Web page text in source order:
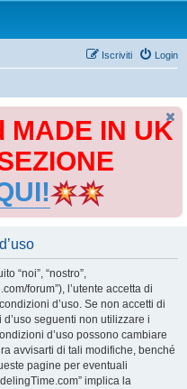
Login
Iscriviti
MADE IN UK
“noi”, “nostro”,
forum”), l’utente accetta di
d’uso. Se non accetti di
seguenti non utilizzare i
d’uso possono cambiare
avvisarti di tali modifiche, benché
pagine per eventuali
implica la